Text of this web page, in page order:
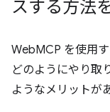
スする方法
WebMCP を使用
どのようにやり取
ようなメリットが